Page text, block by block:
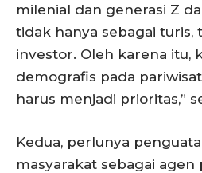
milenial dan generasi Z
tidak hanya sebagai turis,
investor. Oleh karena itu,
demografis pada
harus menjadi prioritas,”
Kedua, perlunya
masyarakat sebagai agen